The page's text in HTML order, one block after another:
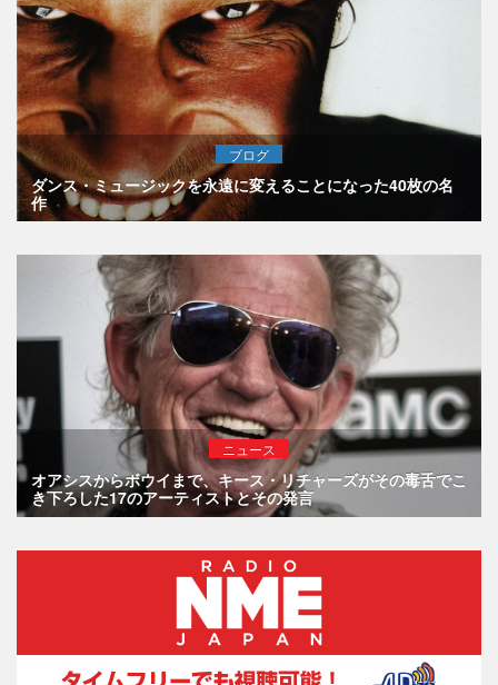
ブログ
ダンス・ミュージックを永遠に変えることになった40枚の名
作
ニュース
オアシスからボウイまで、キース・リチャーズがその毒舌でこ
き下ろした17のアーティストとその発言